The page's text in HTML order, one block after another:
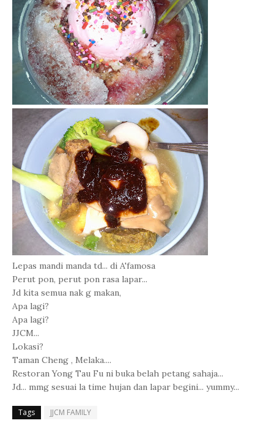
Lepas mandi manda td... di A'famosa
Perut pon, perut pon rasa lapar...
Jd kita semua nak g makan,
Apa lagi?
Apa lagi?
JJCM...
Lokasi?
Taman Cheng , Melaka....
Restoran Yong Tau Fu ni buka belah petang sahaja...
Jd... mmg sesuai la time hujan dan lapar begini... yummy...
Tags JJCM FAMILY